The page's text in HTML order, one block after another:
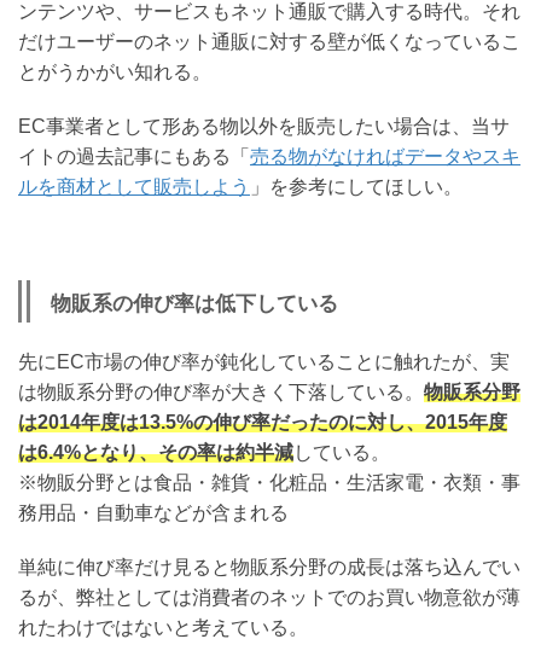
ンテンツや、サービスもネット通販で購入する時代。それ
だけユーザーのネット通販に対する壁が低くなっているこ
とがうかがい知れる。
EC事業者として形ある物以外を販売したい場合は、当サ
イトの過去記事にもある「 売る物がなければデータやスキ
ルを商材として販売しよう 」を参考にしてほしい。
物販系の伸び率は低下している
先にEC市場の伸び率が鈍化していることに触れたが、実
は物販系分野の伸び率が大きく下落している。 物販系分野
は2014年度は13.5%の伸び率だったのに対し、2015年度
は6.4%となり、その率は約半減している。
※物販分野とは食品・雑貨・化粧品・生活家電・衣類・事
務用品・自動車などが含まれる
単純に伸び率だけ見ると物販系分野の成長は落ち込んでい
るが、弊社としては消費者のネットでのお買い物意欲が薄
れたわけではないと考えている。